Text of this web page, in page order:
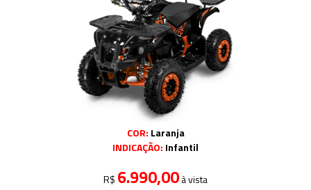
COR: Laranja
INDICAÇÃO: Infantil
R$ 6.990,00à vista